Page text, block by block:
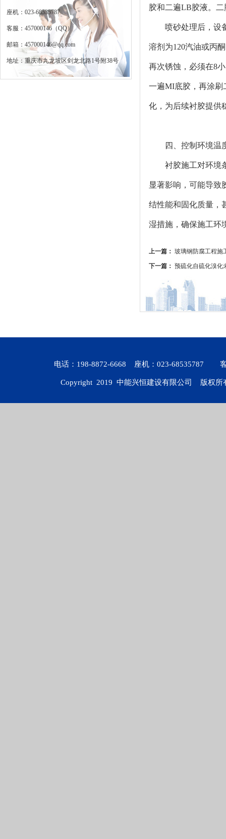
座机：023-68535787
客服：457000146（QQ）
邮箱：457000146@qq.com
地址：重庆市九龙坡区剑龙北路1号附38号
胶和二遍LB胶液。
喷砂处理后，设
溶剂为120汽油或丙
再次锈蚀，必须在8
一遍MI底胶，再涂刷
化，为后续衬胶提供
四、控制环境温
衬胶施工对环境
显著影响，可能导致
结性能和固化质量，
湿措施，确保施工环
上一篇： 玻璃钢防腐工程施
下一篇： 预硫化自硫化溴化
电话：198-8872-6668 座机：023-68535787 客
Copyright 2019 中能兴恒建设有限公司 版权所